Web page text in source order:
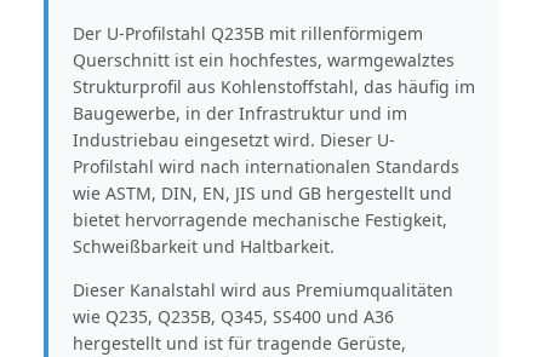
Der U-Profilstahl Q235B mit rillenförmigem
Querschnitt ist ein hochfestes, warmgewalztes
Strukturprofil aus Kohlenstoffstahl, das häufig im
Baugewerbe, in der Infrastruktur und im
Industriebau eingesetzt wird. Dieser U-
Profilstahl wird nach internationalen Standards
wie ASTM, DIN, EN, JIS und GB hergestellt und
bietet hervorragende mechanische Festigkeit,
Schweißbarkeit und Haltbarkeit.
Dieser Kanalstahl wird aus Premiumqualitäten
wie Q235, Q235B, Q345, SS400 und A36
hergestellt und ist für tragende Gerüste,